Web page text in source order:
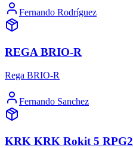
Fernando Rodríguez
REGA BRIO-R
Rega BRIO-R
Fernando Sanchez
KRK KRK Rokit 5 RPG2